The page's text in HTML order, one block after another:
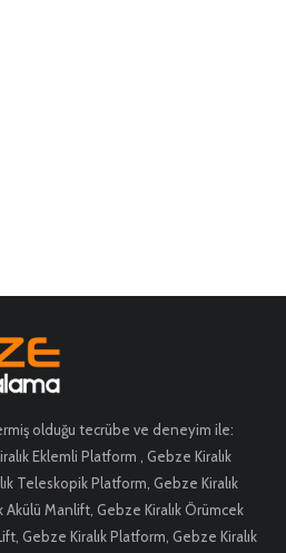
olduğu tecrübe ve deneyim ile:
Eklemli Platform , Gebze Kiralık
Teleskopik Platform, Gebze Kiralık
Akülü Manlift, Gebze Kiralık Örümcek
Gebze Kiralık Platform, Gebze Kiralık